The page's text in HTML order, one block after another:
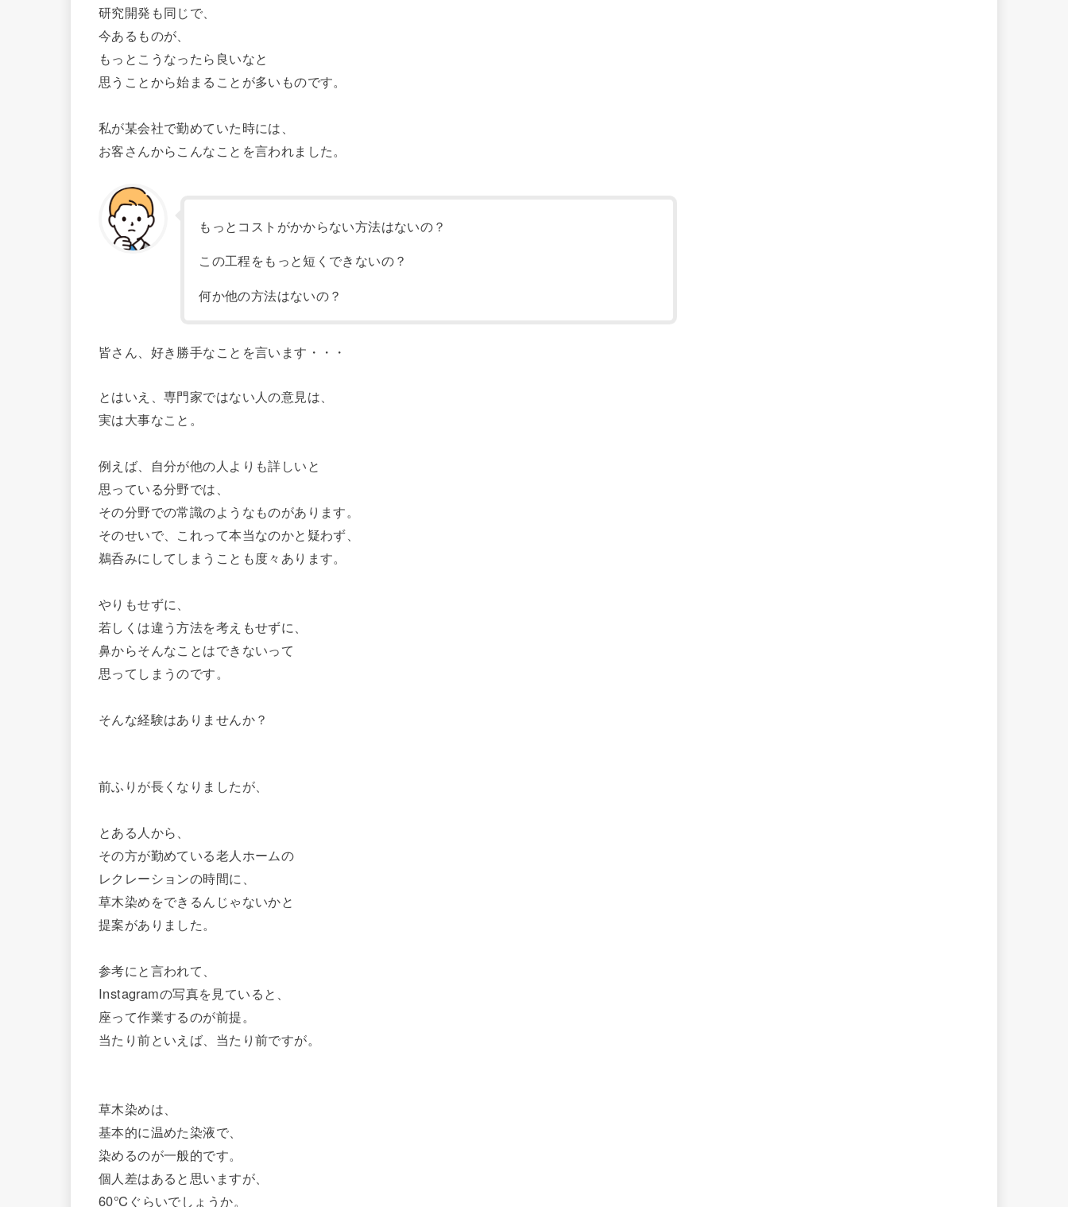
研究開発も同じで、
今あるものが、
もっとこうなったら良いなと
思うことから始まることが多いものです。
私が某会社で勤めていた時には、
お客さんからこんなことを言われました。
もっとコストがかからない方法はないの？
この工程をもっと短くできないの？
何か他の方法はないの？
皆さん、好き勝手なことを言います・・・
とはいえ、専門家ではない人の意見は、
実は大事なこと。
例えば、自分が他の人よりも詳しいと
思っている分野では、
その分野での常識のようなものがあります。
そのせいで、これって本当なのかと疑わず、
鵜呑みにしてしまうことも度々あります。
やりもせずに、
若しくは違う方法を考えもせずに、
鼻からそんなことはできないって
思ってしまうのです。
そんな経験はありませんか？
前ふりが長くなりましたが、
とある人から、
その方が勤めている老人ホームの
レクレーションの時間に、
草木染めをできるんじゃないかと
提案がありました。
参考にと言われて、
Instagramの写真を見ていると、
座って作業するのが前提。
当たり前といえば、当たり前ですが。
草木染めは、
基本的に温めた染液で、
染めるのが一般的です。
個人差はあると思いますが、
60℃ぐらいでしょうか。